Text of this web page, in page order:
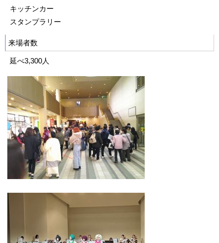
キッチンカー
スタンプラリー
来場者数
延べ3,300人